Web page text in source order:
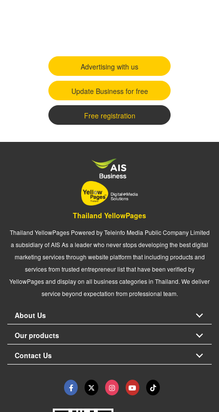
Advertising with us
Update Business for free
Free registration
Thailand YellowPages
Thailand YellowPages Powered by Teleinfo Media Public Company Limited
a subsidiary of AIS As a leader who never stops developing the best digital
marketing services through website platform that including products and
services from trusted entrepreneur list that have been verified by
YellowPages and display on all business categories in Thailand. We deliver
service beyond expectation from professional team.
About Us
Our products
Contact Us